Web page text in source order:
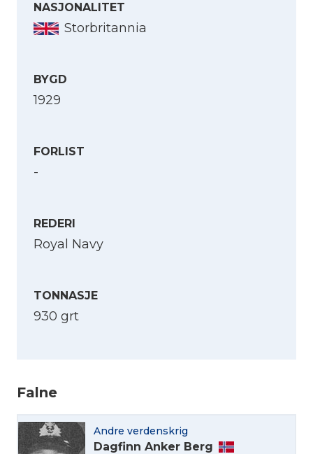
NASJONALITET
Storbritannia
BYGD
1929
FORLIST
-
REDERI
Royal Navy
TONNASJE
930 grt
Falne
Andre verdenskrig
Dagfinn Anker Berg
Velg språk
English